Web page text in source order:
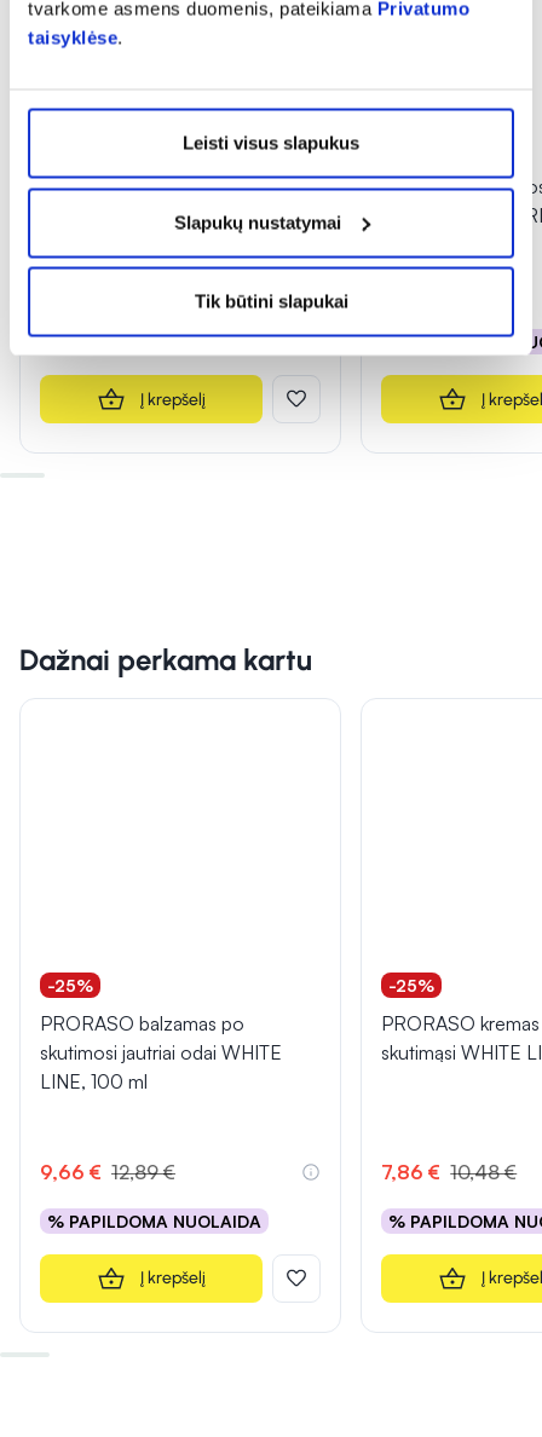
tvarkome asmens duomenis, pateikiama Privatumo
taisyklėse.
Leisti visus slapukus
Slapukų nustatymai
Tik būtini slapukai
AVENE veido gelis MEN'S, 150
Įvertinimas 4.0 iš 5
% PAPILDOMA NUOLAIDA
Į krepšelį
GILLETTE
SERIES
% PAPILDOMA
Į
Dažnai perkama kartu
-25%
PRORASO balzamas po
skutimosi jautriai odai WHITE
LINE, 100 ml
9,66 € 12,89 €
% PAPILDOMA NUOLAIDA
Į krepšelį
-25%
PRORASO
skutimąsi WHITE
7,86 € 10,48 €
% PAPILDOMA
Į